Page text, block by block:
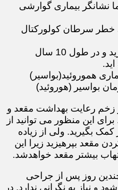
نشانگر بیماری گوارشی
خطر سرطان کولورکتال
بالای 50 سال سن دارید و در طول 10 سال
هموروئید(بواسیر)
بواسیر (هوروئید)
زخم رعایت بهداشت مقعد و
این منظور می توانید از
بگیرید. ولی از زیاده
بپرهیزید زیرا این
بیشتر مقعد خواهدشد.
روز پس از جراحی
نیاز به نگرانی ندارد. در